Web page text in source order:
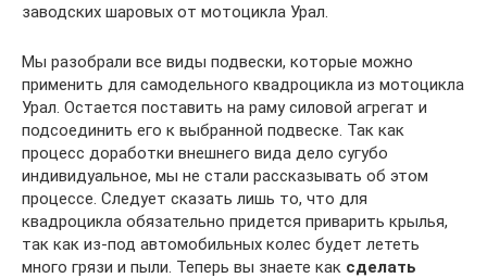
заводских шаровых от мотоцикла Урал.
Мы разобрали все виды подвески, которые можно
применить для самодельного квадроцикла из мотоцикла
Урал. Остается поставить на раму силовой агрегат и
подсоединить его к выбранной подвеске. Так как
процесс доработки внешнего вида дело сугубо
индивидуальное, мы не стали рассказывать об этом
процессе. Следует сказать лишь то, что для
квадроцикла обязательно придется приварить крылья,
так как из-под автомобильных колес будет лететь
много грязи и пыли. Теперь вы знаете как сделать